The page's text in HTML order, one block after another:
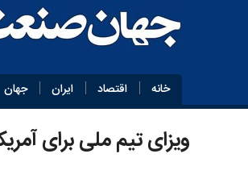
خانه اقتصاد ایران جهان
ویزای تیم ملی برای